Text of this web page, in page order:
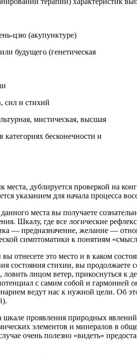
цзю (акупунктуре)
будущего (генетическая
сил и стихий
мистическая, высшая
бесконечности и
места, дублируется проверкой на
указанием для начала процесса
места вы получаете
Шкалу, где все логические
— предназначение, желание —
симптоматики к понятиям
отнесете это место и в каком
состояния стихии, вы продолжаете
лицом ветер, прикоснуться к
с самим собой и
ведут нас к нужной цели. Об
проявления природных
элементов и минералов в
очень полезно «видеть»